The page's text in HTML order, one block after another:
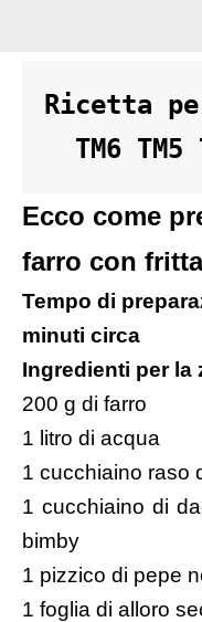
Ricetta
TM6 TM5
Ecco come
farro con
Tempo di
minuti circa
Ingredienti per la
200 g di farro
1 litro di acqua
1 cucchiaino raso
1 cucchiaino di
bimby
1 pizzico di pepe
1 foglia di alloro